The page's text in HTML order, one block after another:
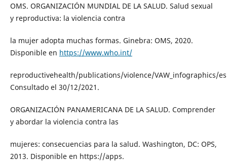
OMS. ORGANIZACIÓN MUNDIAL DE LA SALUD. Salud sexual
y reproductiva: la violencia contra
la mujer adopta muchas formas. Ginebra: OMS, 2020.
Disponible en https://www.who.int/
reproductivehealth/publications/violence/VAW_infographics/
Consultado el 30/12/2021.
ORGANIZACIÓN PANAMERICANA DE LA SALUD. Comprender
y abordar la violencia contra las
mujeres: consecuencias para la salud. Washington, DC: OPS,
2013. Disponible en https://apps.